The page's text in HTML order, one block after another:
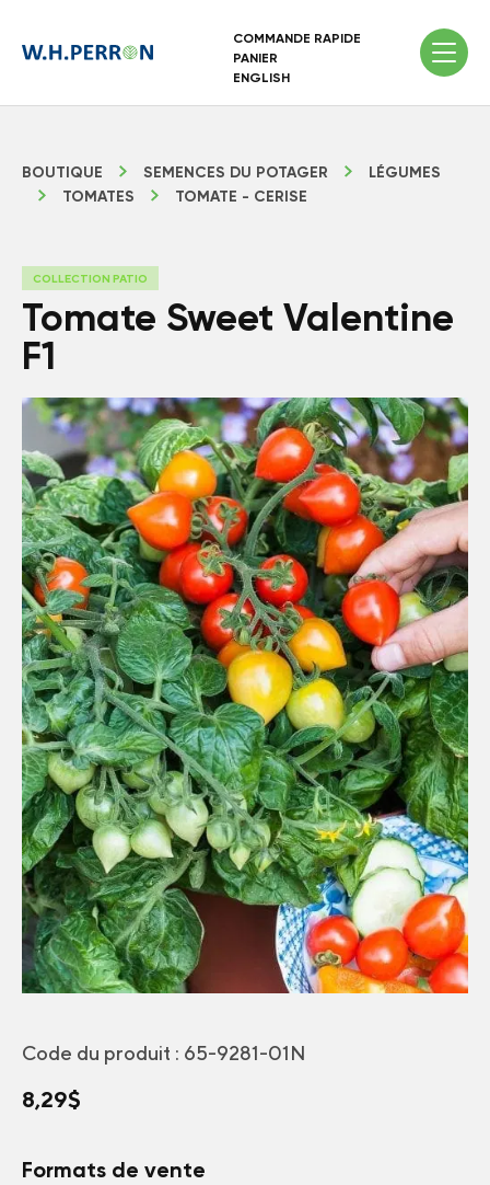
COMMANDE RAPIDE
PANIER
ENGLISH
BOUTIQUE SEMENCES DU POTAGER
LÉGUMES
TOMATES
TOMATE - CERISE
COLLECTION PATIO
Tomate Sweet Valentine
F1
Code du produit : 65-9281-01N
8,29$
Formats de vente